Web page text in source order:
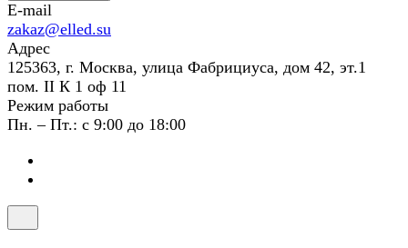
E-mail
zakaz@elled.su
Адрес
125363, г. Москва, улица Фабрициуса, дом 42, эт.1
пом. II К 1 оф 11
Режим работы
Пн. – Пт.: с 9:00 до 18:00